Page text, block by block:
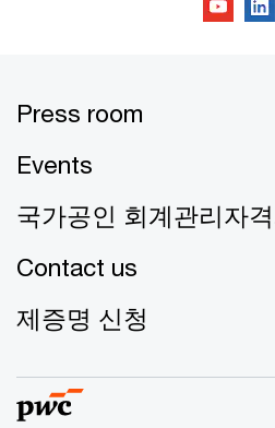
Press room
Events
국가공인 회계관리자
Contact us
제증명 신청